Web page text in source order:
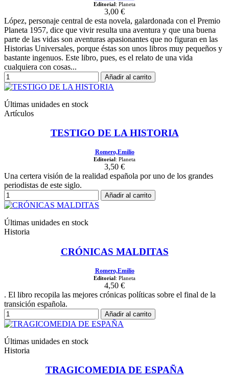
Editorial: Planeta
3,00 €
López, personaje central de esta novela, galardonada con el Premio
Planeta 1957, dice que vivir resulta una aventura y que una buena
parte de las vidas son aventuras apasionantes que no figuran en las
Historias Universales, porque éstas son unos libros muy pequeños y
bastante ingenuos. Este libro, pues, es el relato de una vida
cualquiera con cosas...
Añadir al carrito
Últimas unidades en stock
Artículos
TESTIGO DE LA HISTORIA
Romero,Emilio
Editorial: Planeta
3,50 €
Una certera visión de la realidad española por uno de los grandes
periodistas de este siglo.
Añadir al carrito
Últimas unidades en stock
Historia
CRÓNICAS MALDITAS
Romero,Emilio
Editorial: Planeta
4,50 €
. El libro recopila las mejores crónicas políticas sobre el final de la
transición española.
Añadir al carrito
Últimas unidades en stock
Historia
TRAGICOMEDIA DE ESPAÑA